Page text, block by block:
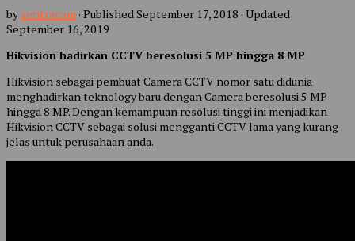
by sentracom · PublishedSeptember 17, 2018 · Updated
September 16, 2019
Hikvision hadirkan CCTV beresolusi 5 MP hingga 8 MP
Hikvision sebagai pembuat Camera CCTV nomor satu didunia
menghadirkan teknology baru dengan Camera beresolusi 5 MP
hingga 8 MP. Dengan kemampuan resolusi tinggi ini menjadikan
Hikvision CCTV sebagai solusi mengganti CCTV lama yang kurang
jelas untuk perusahaan anda.